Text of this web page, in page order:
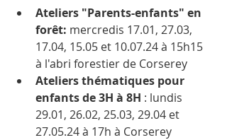
Ateliers "Parents-enfants" en
forêt: mercredis 17.01, 27.03,
17.04, 15.05 et 10.07.24 à 15h15
à l'abri forestier de Corserey
Ateliers thématiques pour
enfants de 3H à 8H : lundis
29.01, 26.02, 25.03, 29.04 et
27.05.24 à 17h à Corserey